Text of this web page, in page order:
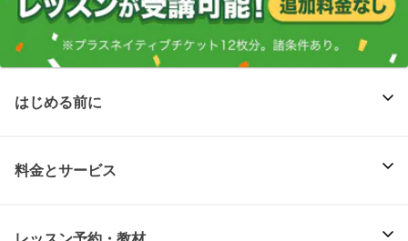
はじめる前に
料金とサービス